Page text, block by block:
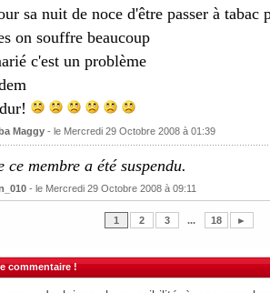
sa nuit de noce d'être passer à tabac
on souffre beaucoup
c'est un problème
Maggy- le Mercredi 29 Octobre 2008 à 01:39
ce membre a été suspendu.
- le Mercredi 29 Octobre 2008 à 09:11
1 2 3 ... 18 ►
commentaire !